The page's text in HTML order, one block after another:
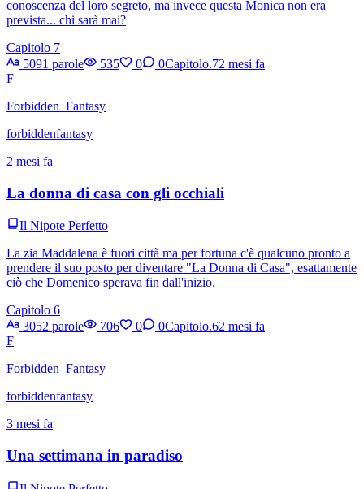
conoscenza del loro segreto, ma invece questa Monica non era
prevista... chi sarà mai?
Capitolo 7
5091 parole
535 0 0Capitolo.72 mesi fa
F
Forbidden_Fantasy
forbiddenfantasy
2 mesi fa
La donna di casa con gli occhiali
Il Nipote Perfetto
La zia Maddalena è fuori città ma per fortuna c'è qualcuno pronto a
prendere il suo posto per diventare "La Donna di Casa", esattamente
ciò che Domenico sperava fin dall'inizio.
Capitolo 6
3052 parole
706 0 0Capitolo.62 mesi fa
F
Forbidden_Fantasy
forbiddenfantasy
3 mesi fa
Una settimana in paradiso